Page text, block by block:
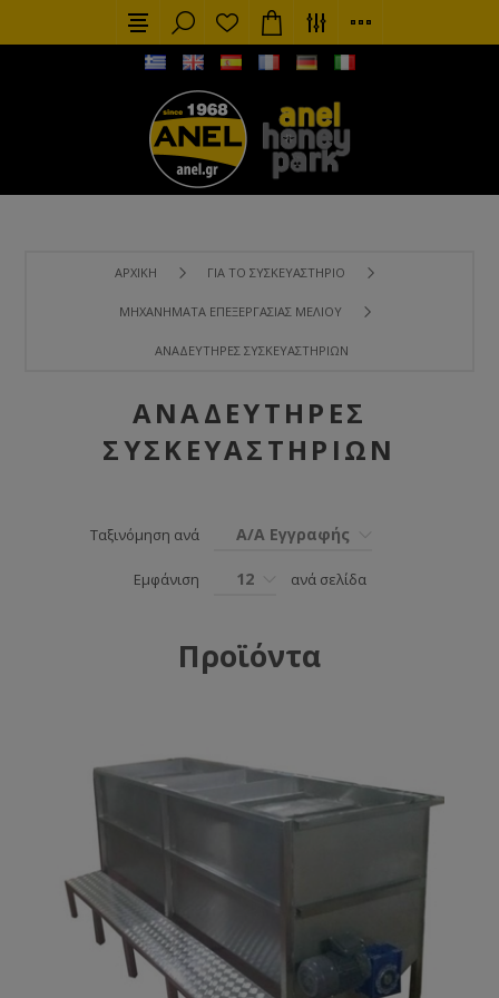
ΑΡΧΙΚΉ ΓΙΑ ΤΟ ΣΥΣΚΕΥΑΣΤΉΡΙΟ
ΜΗΧΑΝΉΜΑΤΑ ΕΠΕΞΕΡΓΑΣΊΑΣ ΜΕΛΙΟΎ
ΑΝΑΔΕΥΤΉΡΕΣ ΣΥΣΚΕΥΑΣΤΗΡΊΩΝ
ΑΝΑΔΕΥΤΉΡΕΣ
ΣΥΣΚΕΥΑΣΤΗΡΊΩΝ
Ταξινόμηση ανά Α/Α Εγγραφής
Εμφάνιση 12 ανά σελίδα
Προϊόντα